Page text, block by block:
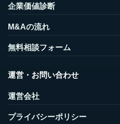
企業価値診断
M&Aの流れ
無料相談フォーム
運営・お問い合わせ
運営会社
プライバシーポリシー